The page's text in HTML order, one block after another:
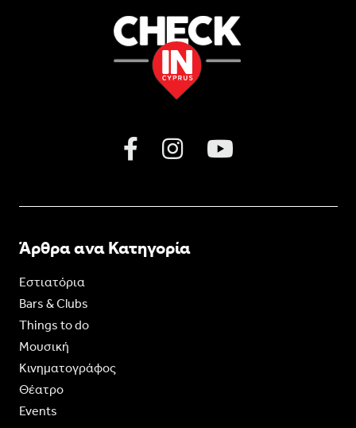
Άρθρα ανα Κατηγορία
Εστιατόρια
Bars & Clubs
Things to do
Moυσική
Κινηματογράφος
Θέατρο
Events